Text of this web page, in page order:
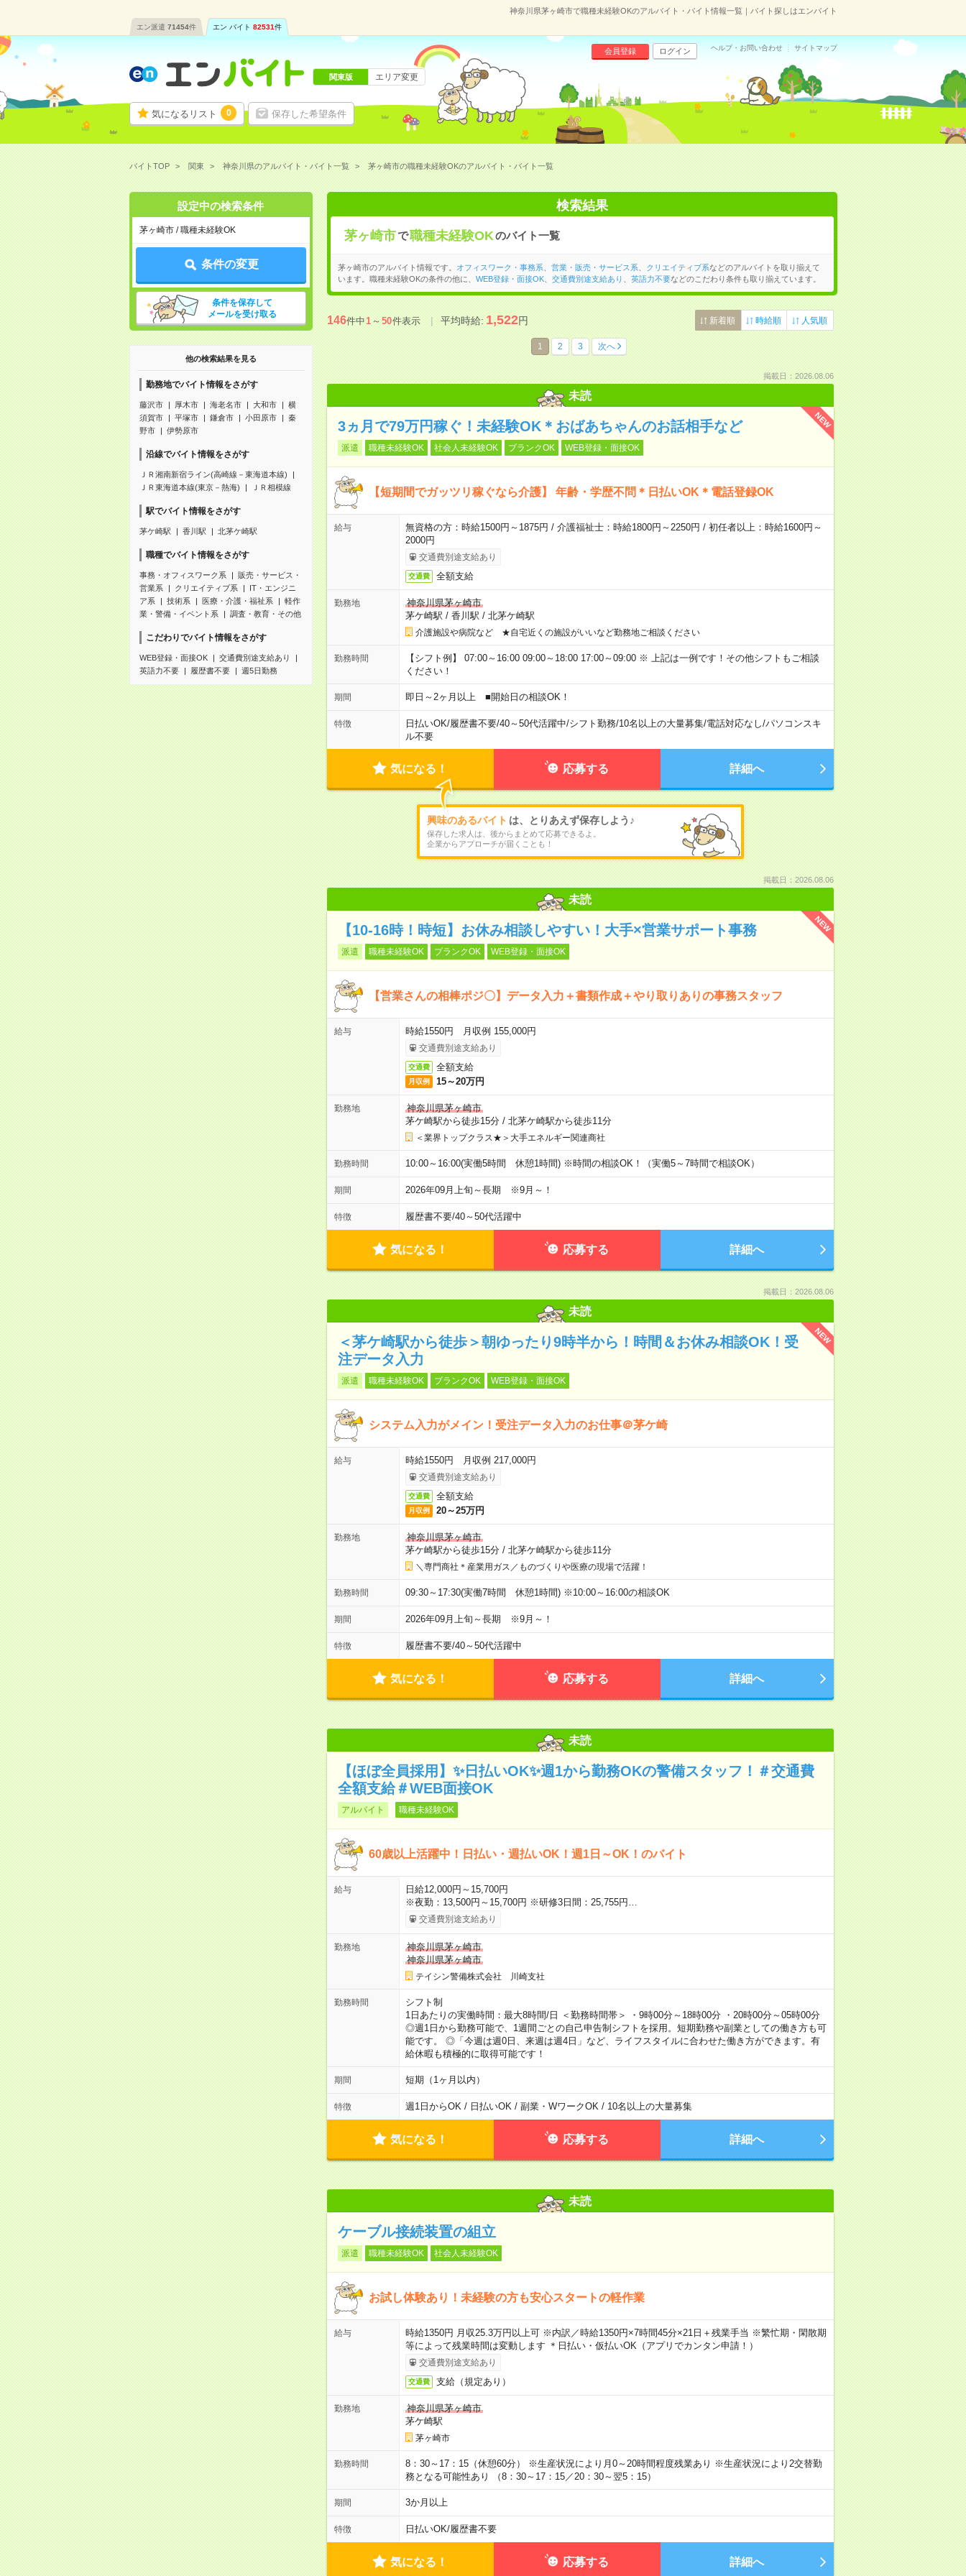
神奈川県茅ヶ崎市で職種未経験OKのアルバイト・バイト情報一覧｜バイト探しはエンバイト
エン派遣 71454件 エン バイト 82531件
気になるリスト 0 保存した希望条件
会員登録 ログイン ヘルプ・お問い合わせ サイトマップ
関東版 エリア変更
バイトTOP 関東 神奈川県のアルバイト・バイト一覧 茅ヶ崎市の職種未経験OKのアルバイト・バイト一覧
設定中の検索条件
茅ヶ崎市 / 職種未経験OK
条件の変更
条件を保存して
メールを受け取る
他の検索結果を見る
勤務地でバイト情報をさがす
藤沢市 厚木市 海老名市 大和市
横
須賀市
平塚市 鎌倉市 小田原市
秦
野市
伊勢原市
沿線でバイト情報をさがす
ＪＲ湘南新宿ライン(高崎線－東海道本線)
ＪＲ東海道本線(東京－熱海)
ＪＲ相模線
駅でバイト情報をさがす
茅ケ崎駅 香川駅 北茅ケ崎駅
職種でバイト情報をさがす
事務・オフィスワーク系
販売・サービス・
営業系
クリエイティブ系
IT・エンジニ
ア系
技術系 医療・介護・福祉系
軽作
業・警備・イベント系
調査・教育・その他
こだわりでバイト情報をさがす
WEB登録・面接OK
交通費別途支給あり
英語力不要
履歴書不要 週5日勤務
検索結果
茅ヶ崎市で職種未経験OKのバイト一覧
茅ヶ崎市のアルバイト情報です。 オフィスワーク・事務系 営業・販売・サービス系 クリエイティブ系などのアルバイトを取り揃えて
います。職種未経験OKの条件の他に、 WEB登録・面接OK、 交通費別途支給あり 英語力不要などのこだわり条件も取り揃えています。
146件中1～50件表示 平均時給:1,522円 新着順 時給順 人気順
1 2 3 次へ
掲載日：2026.08.06
未読
NEW
3ヵ月で79万円稼ぐ！未経験OK＊おばあちゃんのお話相手など
派遣 職種未経験OK 社会人未経験OK ブランクOK WEB登録・面接OK
【短期間でガッツリ稼ぐなら介護】 年齢・学歴不問＊日払いOK＊電話登録OK
給与
無資格の方：時給1500円～1875円 / 介護福祉士：時給1800円～2250円 / 初任者以上：時給1600円～
2000円
交通費別途支給あり
交通費 全額支給
勤務地
神奈川県茅ヶ崎市
茅ケ崎駅 / 香川駅 / 北茅ケ崎駅
介護施設や病院など ★自宅近くの施設がいいなど勤務地ご相談ください
勤務時間
【シフト例】 07:00～16:00 09:00～18:00 17:00～09:00 ※ 上記は一例です！その他シフトもご相談
ください！
期間 即日～2ヶ月以上 ■開始日の相談OK！
特徴 日払いOK/履歴書不要/40～50代活躍中/シフト勤務/10名以上の大量募集/電話対応なし/パソコンスキ
ル不要
気になる！ 応募する 詳細へ
興味のあるバイト は、とりあえず保存しよう♪
保存した求人は、後からまとめて応募できるよ。
企業からアプローチが届くことも！
掲載日：2026.08.06
未読
NEW
【10-16時！時短】お休み相談しやすい！大手×営業サポート事務
派遣 職種未経験OK ブランクOK WEB登録・面接OK
【営業さんの相棒ポジ〇】データ入力＋書類作成＋やり取りありの事務スタッフ
給与 時給1550円 月収例 155,000円
交通費別途支給あり
交通費 全額支給
月収例 15～20万円
勤務地
神奈川県茅ヶ崎市
茅ケ崎駅から徒歩15分/ 北茅ケ崎駅から徒歩11分
＜業界トップクラス★＞大手エネルギー関連商社
勤務時間 10:00～16:00(実働5時間 休憩1時間) ※時間の相談OK！（実働5～7時間で相談OK）
期間 2026年09月上旬～長期 ※9月～！
特徴 履歴書不要/40～50代活躍中
気になる！ 応募する 詳細へ
掲載日：2026.08.06
未読
NEW
＜茅ケ崎駅から徒歩＞朝ゆったり9時半から！時間＆お休み相談OK！受
注データ入力
派遣 職種未経験OK ブランクOK WEB登録・面接OK
システム入力がメイン！受注データ入力のお仕事＠茅ケ崎
給与 時給1550円 月収例 217,000円
交通費別途支給あり
交通費 全額支給
月収例 20～25万円
勤務地
神奈川県茅ヶ崎市
茅ケ崎駅から徒歩15分/ 北茅ケ崎駅から徒歩11分
＼専門商社＊産業用ガス／ものづくりや医療の現場で活躍！
勤務時間 09:30～17:30(実働7時間 休憩1時間) ※10:00～16:00の相談OK
期間 2026年09月上旬～長期 ※9月～！
特徴 履歴書不要/40～50代活躍中
気になる！ 応募する 詳細へ
未読
【ほぼ全員採用】✨日払いOK✨週1から勤務OKの警備スタッフ！＃交通費
全額支給＃WEB面接OK
アルバイト 職種未経験OK
60歳以上活躍中！日払い・週払いOK！週1日～OK！のバイト
給与
日給12,000円～15,700円
※夜勤：13,500円～15,700円 ※研修3日間：25,755円…
交通費別途支給あり
勤務地
神奈川県茅ヶ崎市
神奈川県茅ヶ崎市
テイシン警備株式会社 川崎支社
勤務時間
シフト制
1日あたりの実働時間：最大8時間/日 ＜勤務時間帯＞ ・9時00分～18時00分 ・20時00分～05時00分
◎週1日から勤務可能で、1週間ごとの自己申告制シフトを採用。短期勤務や副業としての働き方も可
能です。 ◎「今週は週0日、来週は週4日」など、ライフスタイルに合わせた働き方ができます。有
給休暇も積極的に取得可能です！
期間 短期（1ヶ月以内）
特徴 週1日からOK / 日払いOK / 副業・WワークOK / 10名以上の大量募集
気になる！ 応募する 詳細へ
未読
ケーブル接続装置の組立
派遣 職種未経験OK 社会人未経験OK
お試し体験あり！未経験の方も安心スタートの軽作業
給与
時給1350円 月収25.3万円以上可 ※内訳／時給1350円×7時間45分×21日＋残業手当 ※繁忙期・閑散期
等によって残業時間は変動します ＊日払い・仮払いOK（アプリでカンタン申請！）
交通費別途支給あり
交通費 支給（規定あり）
勤務地
神奈川県茅ヶ崎市
茅ケ崎駅
茅ヶ崎市
勤務時間
8：30～17：15（休憩60分） ※生産状況により月0～20時間程度残業あり ※生産状況により2交替勤
務となる可能性あり （8：30～17：15／20：30～翌5：15）
期間 3か月以上
特徴 日払いOK/履歴書不要
気になる！ 応募する 詳細へ